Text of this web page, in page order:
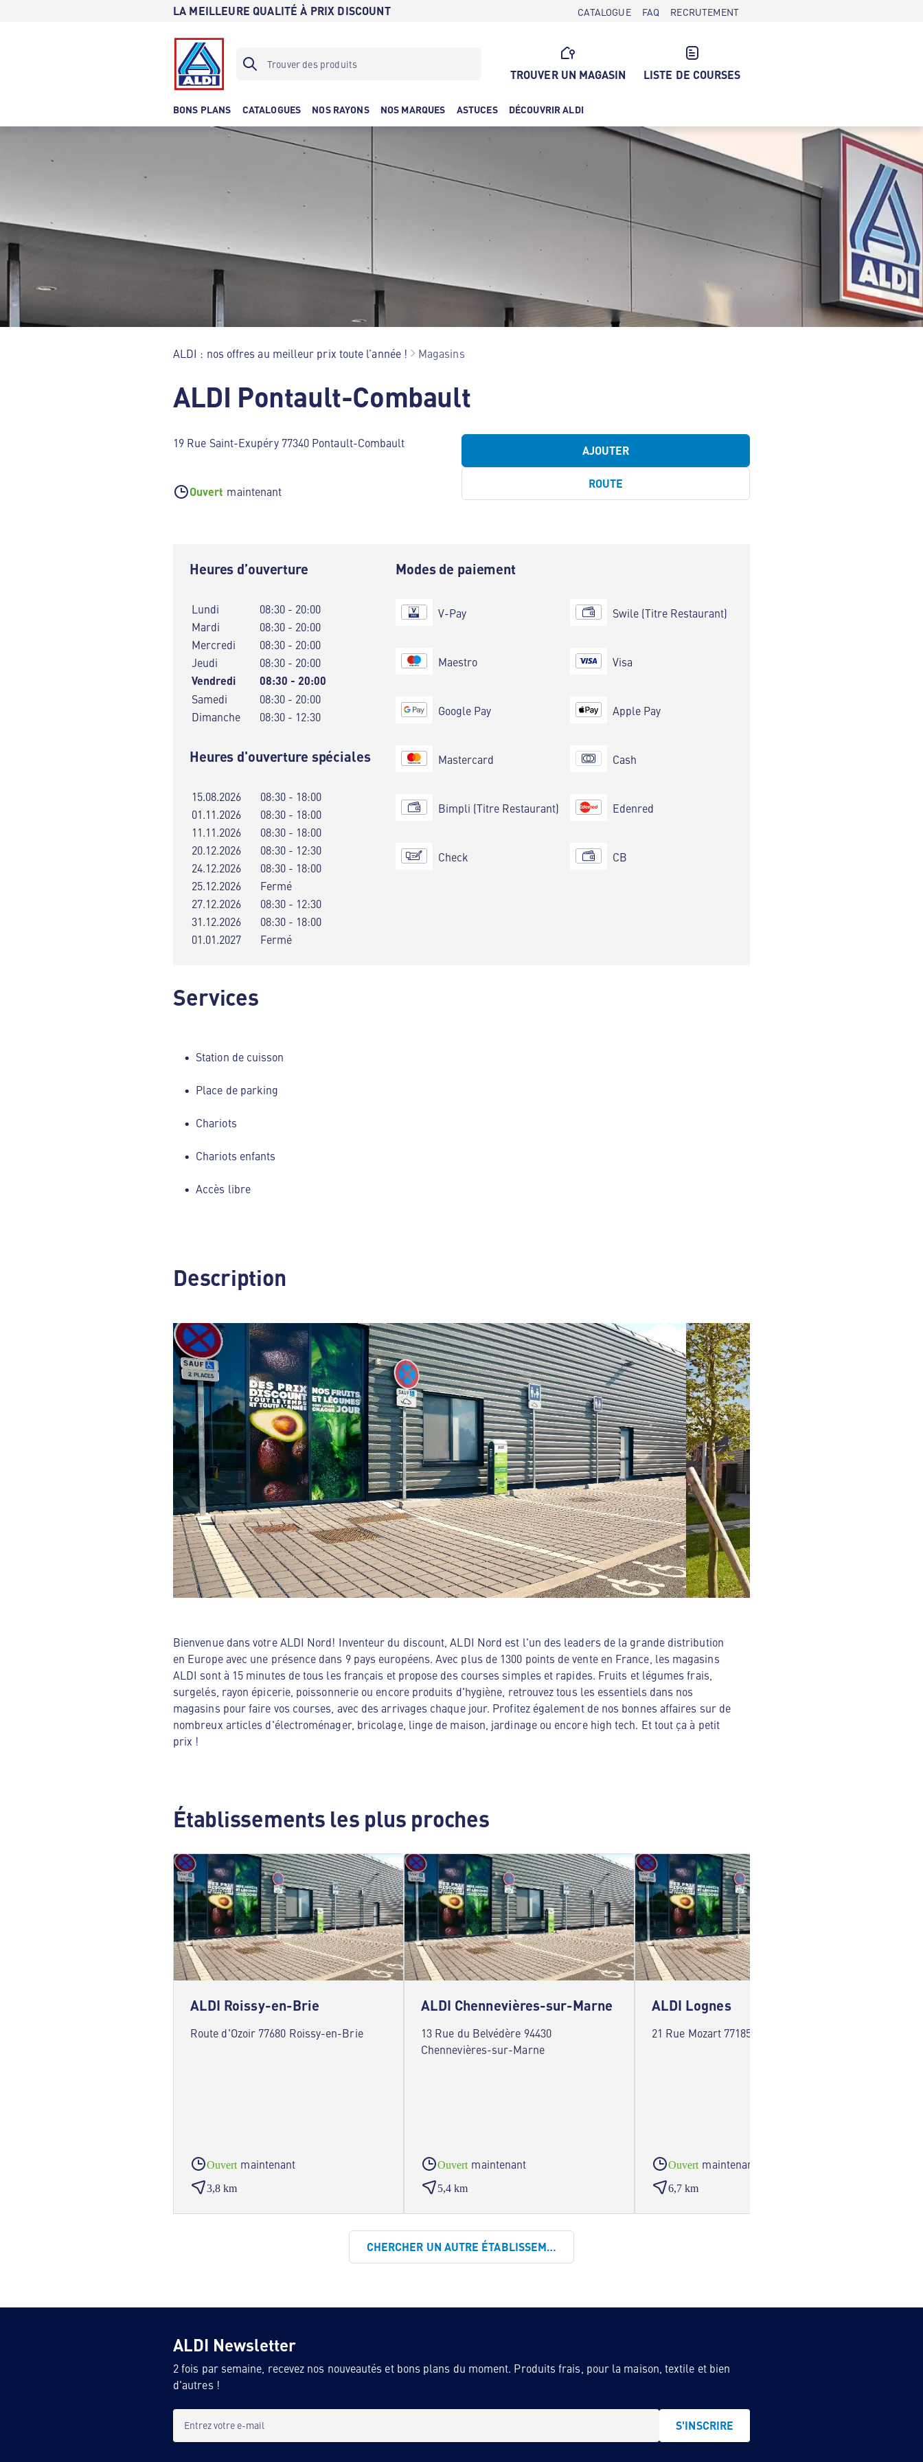
LA MEILLEURE QUALITÉ À PRIX DISCOUNT CATALOGUE FAQ RECRUTEMENT
TROUVER UN MAGASIN LISTE DE COURSES
BONS PLANS CATALOGUES NOS RAYONS NOS MARQUES ASTUCES DÉCOUVRIR ALDI
ALDI : nos offres au meilleur prix toute l’année ! Magasins
ALDI Pontault-Combault
19 Rue Saint-Exupéry 77340 Pontault-Combault
Ouvert maintenant
AJOUTER
ROUTE
Heures d’ouverture
Lundi
08:30 - 20:00
Mardi
08:30 - 20:00
Mercredi
08:30 - 20:00
Jeudi
08:30 - 20:00
Vendredi 08:30 - 20:00
Samedi
08:30 - 20:00
Dimanche
08:30 - 12:30
Heures d'ouverture spéciales
15.08.2026
08:30 - 18:00
01.11.2026
08:30 - 18:00
11.11.2026
08:30 - 18:00
20.12.2026
08:30 - 12:30
24.12.2026
08:30 - 18:00
25.12.2026
Fermé
27.12.2026
08:30 - 12:30
31.12.2026
08:30 - 18:00
01.01.2027
Fermé
Modes de paiement
V-Pay
Maestro
Google Pay
Mastercard
Bimpli (Titre Restaurant)
Check
Swile (Titre Restaurant)
Visa
Apple Pay
Cash
Edenred
CB
Services
Station de cuisson
Place de parking
Chariots
Chariots enfants
Accès libre
Description
Bienvenue dans votre ALDI Nord! Inventeur du discount, ALDI Nord est l'un des leaders de la grande distribution
en Europe avec une présence dans 9 pays européens. Avec plus de 1300 points de vente en France, les magasins
ALDI sont à 15 minutes de tous les français et propose des courses simples et rapides. Fruits et légumes frais,
surgelés, rayon épicerie, poissonnerie ou encore produits d'hygiène, retrouvez tous les essentiels dans nos
magasins pour faire vos courses, avec des arrivages chaque jour. Profitez également de nos bonnes affaires sur de
nombreux articles d'électroménager, bricolage, linge de maison, jardinage ou encore high tech. Et tout ça à petit
prix !
Établissements les plus proches
ALDI Roissy-en-Brie
Route d'Ozoir 77680 Roissy-en-Brie
Ouvert maintenant
3,8 km
ALDI Chennevières-sur-Marne
13 Rue du Belvédère 94430
Chennevières-sur-Marne
Ouvert maintenant
5,4 km
ALDI Lognes
21 Rue Mozart 77185 Lognes
Ouvert maintenant
6,7 km
CHERCHER UN AUTRE ÉTABLISSEMENT
ALDI Newsletter
2 fois par semaine, recevez nos nouveautés et bons plans du moment. Produits frais, pour la maison, textile et bien
d'autres !
Entrez votre e-mail S'INSCRIRE